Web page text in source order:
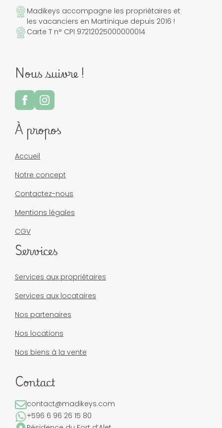
Madikeys accompagne les propriétaires et
les vacanciers en Martinique depuis 2016 !
Carte T n° CPI 97212025000000014
Nous suivre !
À propos
Accueil
Notre concept
Contactez-nous
Mentions légales
CGV
Services
Services aux propriétaires
Services aux locataires
Nos partenaires
Nos locations
Nos biens à la vente
Contact
contact@madikeys.com
+596 6 96 26 15 80